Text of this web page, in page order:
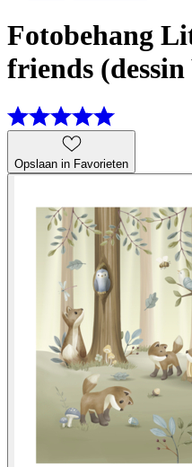
Fotobehang
friends
Opslaan in Favorieten